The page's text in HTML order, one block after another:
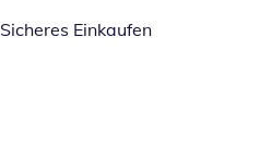
Sicheres Einkaufen